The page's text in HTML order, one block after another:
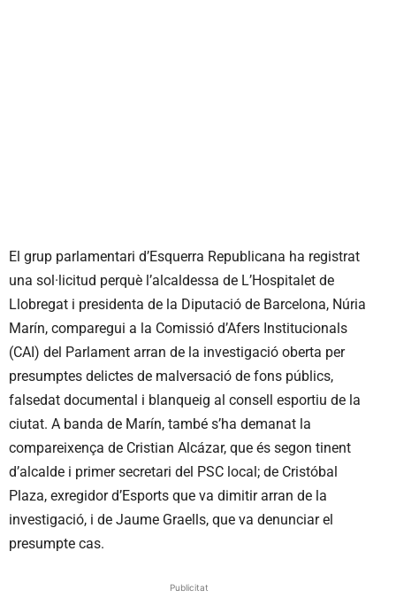
El grup parlamentari d’Esquerra Republicana ha registrat
una sol·licitud perquè l’alcaldessa de L’Hospitalet de
Llobregat i presidenta de la Diputació de Barcelona, Núria
Marín, comparegui a la Comissió d’Afers Institucionals
(CAI) del Parlament arran de la investigació oberta per
presumptes delictes de malversació de fons públics,
falsedat documental i blanqueig al consell esportiu de la
ciutat. A banda de Marín, també s’ha demanat la
compareixença de Cristian Alcázar, que és segon tinent
d’alcalde i primer secretari del PSC local; de Cristóbal
Plaza, exregidor d’Esports que va dimitir arran de la
investigació, i de Jaume Graells, que va denunciar el
presumpte cas.
Publicitat